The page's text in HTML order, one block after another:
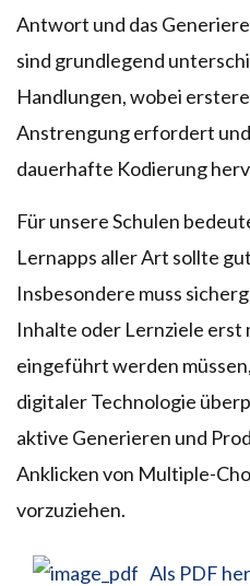
Antwort und das
sind grundlegend
Handlungen, wobei
Anstrengung erfordert
dauerhafte Kodierung
Für unsere Schulen
Lernapps aller Art sollte
Insbesondere muss
Inhalte oder Lernziele erst
eingeführt werden
digitaler Technologie
aktive Generieren und
Anklicken von Multiple-
vorzuziehen.
Als PDF